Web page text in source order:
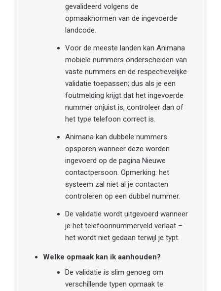
gevalideerd volgens de
opmaaknormen van de ingevoerde
landcode.
Voor de meeste landen kan Animana
mobiele nummers onderscheiden van
vaste nummers en de respectievelijke
validatie toepassen; dus als je een
foutmelding krijgt dat het ingevoerde
nummer onjuist is, controleer dan of
het type telefoon correct is.
Animana kan dubbele nummers
opsporen wanneer deze worden
ingevoerd op de pagina Nieuwe
contactpersoon. Opmerking: het
systeem zal niet al je contacten
controleren op een dubbel nummer.
De validatie wordt uitgevoerd wanneer
je het telefoonnummerveld verlaat –
het wordt niet gedaan terwijl je typt.
Welke opmaak kan ik aanhouden?
De validatie is slim genoeg om
verschillende typen opmaak te